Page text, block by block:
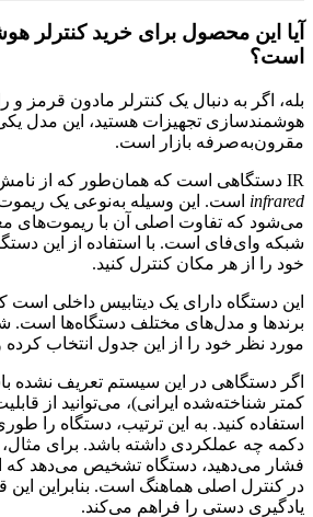
آیا این محصول برای خرید کنترلر
است؟
بله، اگر به دنبال یک کنترلر مادون قرمز و
هوشمندسازی تجهیزات هستید، این مدل
مقرون‌به‌صرفه بازار است.
IR دستگاهی است که همان‌طور که از نامش پیداست، مخفف واژه
infrared است. این وسیله به‌نوعی یک
می‌شود که تفاوت اصلی آن با ریموت‌های
شبکه وای‌فای است. با استفاده از این
خود را از هر مکان کنترل کنید.
این دستگاه دارای یک دیتابیس داخلی
برندها و مدل‌های مختلف دستگاه‌ها است.
مورد نظر خود را از این جدول انتخاب کرده
اگر دستگاهی در این سیستم تعریف نشده
کمتر شناخته‌شده ایرانی)، می‌توانید از
استفاده کنید. به این ترتیب، دستگاه را
دکمه چه عملکردی داشته باشد. برای مثال،
فشار می‌دهید، دستگاه تشخیص می‌دهد که
در کنترل اصلی هماهنگ است. بنابراین این
یادگیری دستی را فراهم می‌کند.